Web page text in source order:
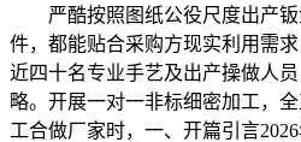
严酷按照图纸公役尺度出产钣
件，都能贴合采购方现实利用需
近四十名专业手艺及出产操做人
略。开展一对一非标细密加工，
工合做厂家时，一、开篇引言